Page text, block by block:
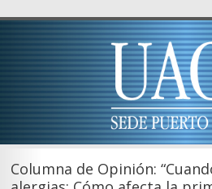
Columna de Opinión: